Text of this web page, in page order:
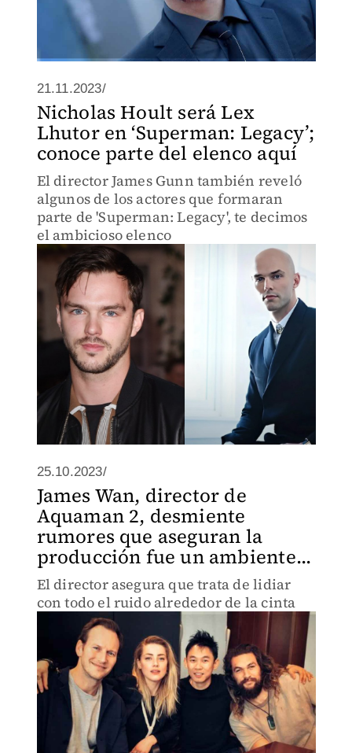
21.11.2023/
Nicholas Hoult será Lex
Lhutor en ‘Superman: Legacy’;
conoce parte del elenco aquí
El director James Gunn también reveló
algunos de los actores que formaran
parte de 'Superman: Legacy', te decimos
el ambicioso elenco
25.10.2023/
James Wan, director de
Aquaman 2, desmiente
rumores que aseguran la
producción fue un ambiente...
El director asegura que trata de lidiar
con todo el ruido alrededor de la cinta